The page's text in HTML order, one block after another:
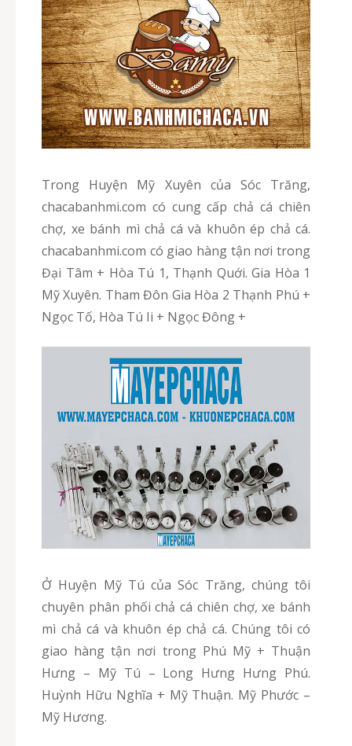
Trong Huyện Mỹ Xuyên của Sóc Trăng,
chacabanhmi.com có cung cấp chả cá chiên
chợ, xe bánh mì chả cá và khuôn ép chả cá.
chacabanhmi.com có giao hàng tận nơi trong
Đại Tâm + Hòa Tú 1, Thạnh Quới. Gia Hòa 1
Mỹ Xuyên. Tham Đôn Gia Hòa 2 Thạnh Phú +
Ngọc Tố, Hòa Tú Ii + Ngọc Đông +
Ở Huyện Mỹ Tú của Sóc Trăng, chúng tôi
chuyên phân phối chả cá chiên chợ, xe bánh
mì chả cá và khuôn ép chả cá. Chúng tôi có
giao hàng tận nơi trong Phú Mỹ + Thuận
Hưng – Mỹ Tú – Long Hưng Hưng Phú.
Huỳnh Hữu Nghĩa + Mỹ Thuận. Mỹ Phước –
Mỹ Hương.